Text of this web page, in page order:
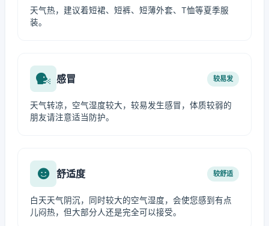
天气热，建议着短裙、短裤、短薄外套、T恤等夏季服
装。
感冒 较易发
天气转凉，空气湿度较大，较易发生感冒，体质较弱的
朋友请注意适当防护。
舒适度 较舒适
白天天气阴沉，同时较大的空气湿度，会使您感到有点
儿闷热，但大部分人还是完全可以接受。